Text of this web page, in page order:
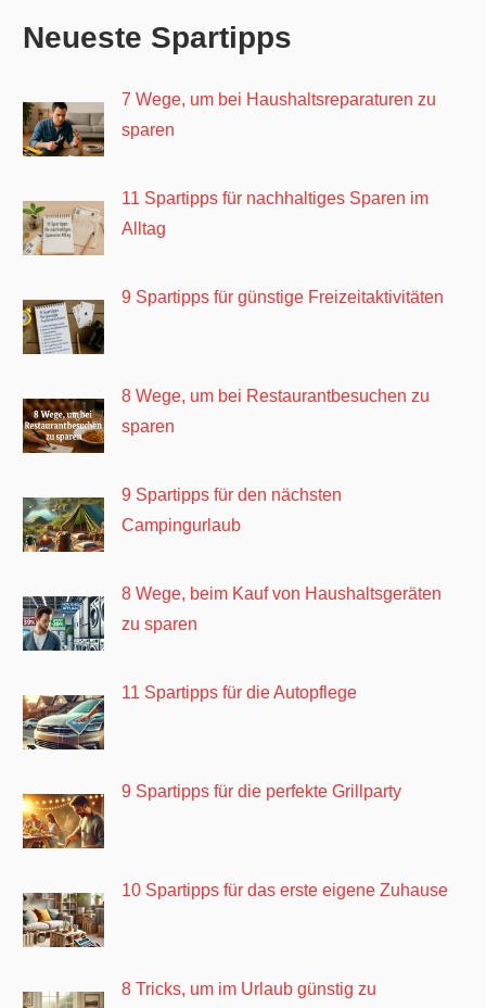
Neueste Spartipps
7 Wege, um bei Haushaltsreparaturen zu
sparen
11 Spartipps für nachhaltiges Sparen im
Alltag
9 Spartipps für günstige Freizeitaktivitäten
8 Wege, um bei Restaurantbesuchen zu
sparen
9 Spartipps für den nächsten
Campingurlaub
8 Wege, beim Kauf von Haushaltsgeräten
zu sparen
11 Spartipps für die Autopflege
9 Spartipps für die perfekte Grillparty
10 Spartipps für das erste eigene Zuhause
8 Tricks, um im Urlaub günstig zu